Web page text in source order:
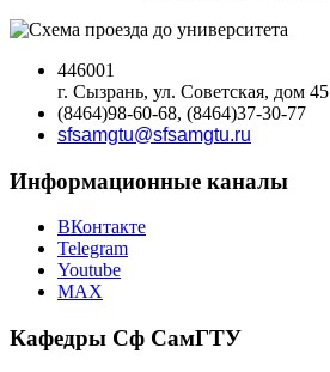
446001
г. Сызрань, ул. Советская, дом 45
(8464)98-60-68, (8464)37-30-77
sfsamgtu@sfsamgtu.ru
Информационные каналы
ВКонтакте
Telegram
Youtube
MAX
Кафедры Сф СамГТУ